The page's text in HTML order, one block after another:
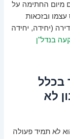
מועד התשלום, הכללים דומים – 60 יום מיום החתימה על
ובזכאות
(יחידה, יחידה
בנדל"ן
בכלל
לא
לא תמיד פעולה